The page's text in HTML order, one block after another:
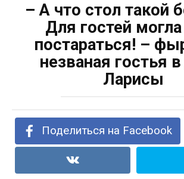
– А что стол такой
Для гостей
постараться! –
незваная гостья
Ларисы
Поделиться на Facebook